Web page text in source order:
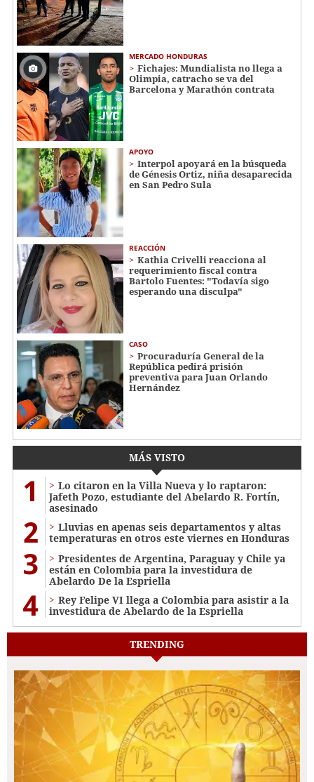
MERCADO HONDURAS
Fichajes: Mundialista no llega a
Olimpia, catracho se va del
Barcelona y Marathón contrata
APOYO
Interpol apoyará en la búsqueda
de Génesis Ortiz, niña desaparecida
en San Pedro Sula
REACCIÓN
Kathia Crivelli reacciona al
requerimiento fiscal contra
Bartolo Fuentes: "Todavía sigo
esperando una disculpa"
CASO
Procuraduría General de la
República pedirá prisión
preventiva para Juan Orlando
Hernández
MÁS VISTO
1
Lo citaron en la Villa Nueva y lo raptaron:
Jafeth Pozo, estudiante del Abelardo R. Fortín,
asesinado
2
Lluvias en apenas seis departamentos y altas
temperaturas en otros este viernes en Honduras
3
Presidentes de Argentina, Paraguay y Chile ya
están en Colombia para la investidura de
Abelardo De la Espriella
4
Rey Felipe VI llega a Colombia para asistir a la
investidura de Abelardo de la Espriella
TRENDING